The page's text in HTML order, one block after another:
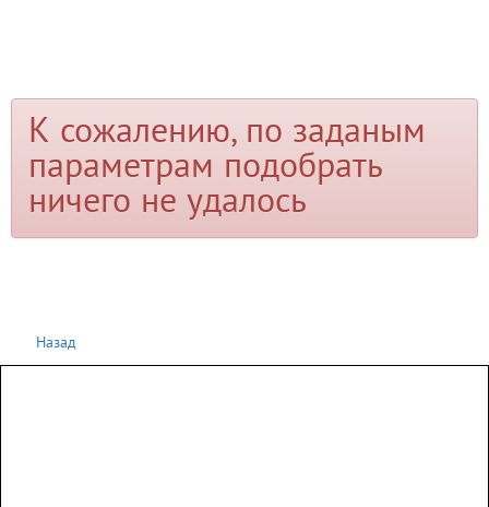
К сожалению, по заданым
параметрам подобрать
ничего не удалось
Назад